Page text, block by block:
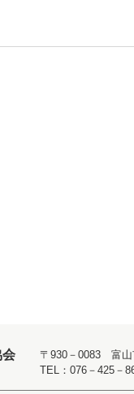
〒930－0083 富山
TEL：076－425